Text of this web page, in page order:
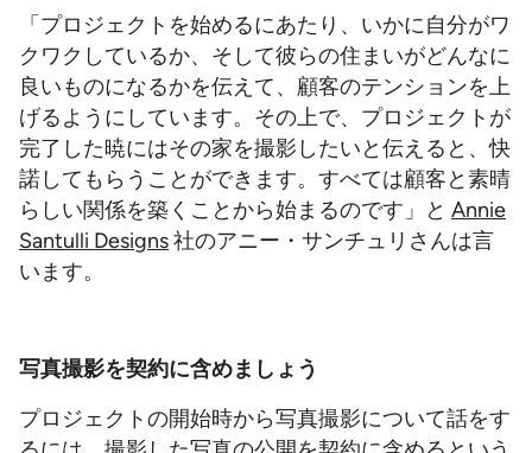
「プロジェクトを始めるにあたり、いかに自分がワ
クワクしているか、そして彼らの住まいがどんなに
良いものになるかを伝えて、顧客のテンションを上
げるようにしています。その上で、プロジェクトが
完了した暁にはその家を撮影したいと伝えると、快
諾してもらうことができます。すべては顧客と素晴
らしい関係を築くことから始まるのです」と Annie
Santulli Designs社のアニー・サンチュリさんは言
います。
写真撮影を契約に含めましょう
プロジェクトの開始時から写真撮影について話をす